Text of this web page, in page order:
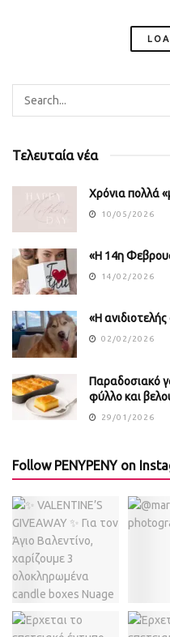
Τελευταία νέα
Χρόνια πολλά
10/05/2026
«Η 14η
14/02/2026
«Η
02/02/2026
Παραδοσιακό
φύλλο και
29/01/2026
Follow PENYPENY on